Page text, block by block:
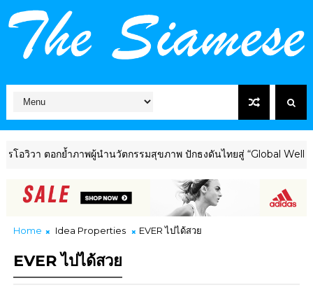
ตอกย้ำภาพผู้นำนวัตกรรมสุขภาพ ปักธงดันไทยสู่ “Global Wellness
Home Idea Properties EVER ไปได้สวย
EVER ไปได้สวย